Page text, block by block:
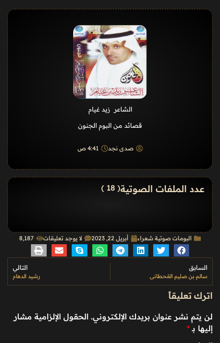
الشاعر زيد غيام
قصائد من البوم الجنون
صدى نجد 4:41 ص
عدد الملفات الصوتية( 18 )
البومات صوتية شعراء أبريل 22, 2023 لا يوجد تعليقات 8٬187
السابق
سالم بن صليم القحطاني
التالي
رشيد الدهام
اترك تعليقاً
لن يتم نشر عنوان بريدك الإلكتروني. الحقول الإلزامية مشار
إليها بـ *